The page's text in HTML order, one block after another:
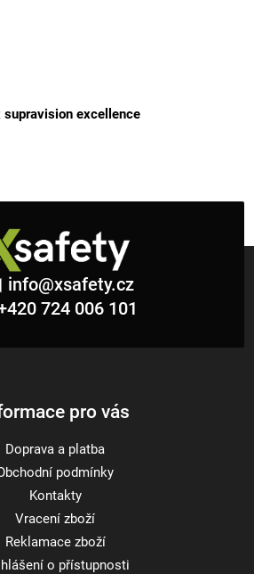
supravision excellence
info@xsafety.cz
724 006 101
pro vás
Doprava a platba
podmínky
Kontakty
Vracení zboží
Reklamace zboží
o přístupnosti